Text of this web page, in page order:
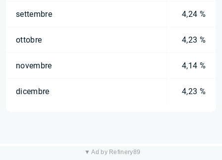
settembre 4,24 %
ottobre 4,23 %
novembre 4,14 %
dicembre 4,23 %
▼ Ad by Refinery89